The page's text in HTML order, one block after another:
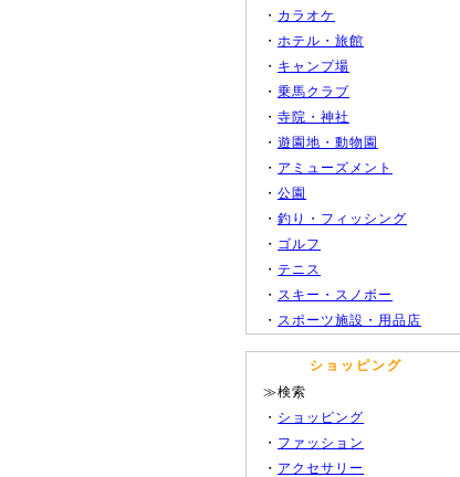
・ カラオケ
・ ホテル・旅館
・ キャンプ場
・ 乗馬クラブ
・ 寺院・神社
・ 遊園地・動物園
・ アミューズメント
・ 公園
・ 釣り・フィッシング
・ ゴルフ
・ テニス
・ スキー・スノボー
・ スポーツ施設・用品店
ショッピング
≫検索
・ ショッピング
・ ファッション
・ アクセサリー